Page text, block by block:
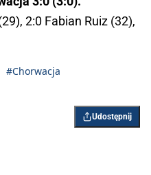
2:0 Fabian Ruiz (32),
#Chorwacja
Udostępnij